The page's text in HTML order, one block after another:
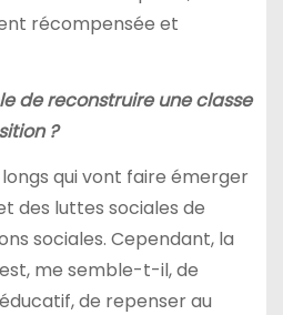
récompensée et
de reconstruire une classe
?
longs qui vont faire émerger
des luttes sociales de
sociales. Cependant, la
me semble-t-il, de
de repenser au